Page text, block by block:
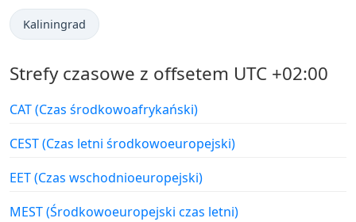
Kaliningrad
Strefy czasowe z offsetem UTC +02:00
CAT (Czas środkowoafrykański)
CEST (Czas letni środkowoeuropejski)
EET (Czas wschodnioeuropejski)
MEST (Środkowoeuropejski czas letni)